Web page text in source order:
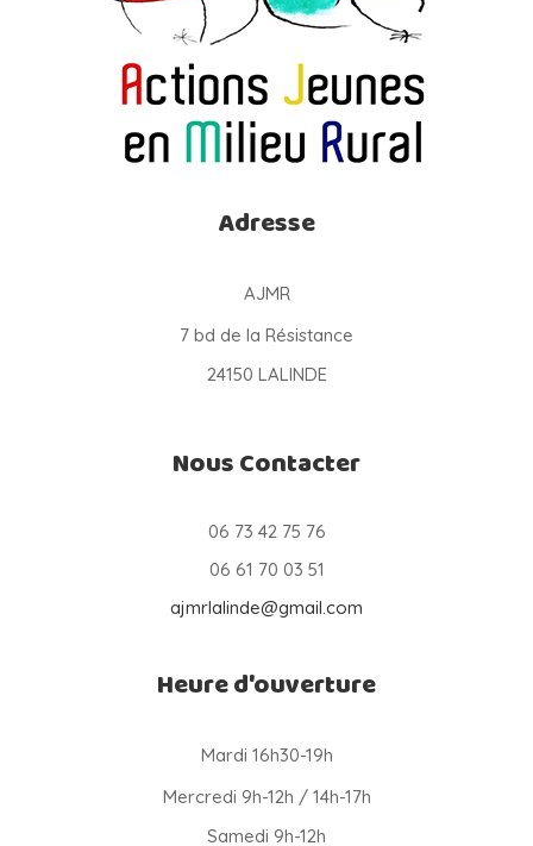
Adresse
AJMR
7 bd de la Résistance
24150 LALINDE
Nous Contacter
06 73 42 75 76
06 61 70 03 51
ajmrlalinde@gmail.com
Heure d'ouverture
Mardi 16h30-19h
Mercredi 9h-12h / 14h-17h
Samedi 9h-12h